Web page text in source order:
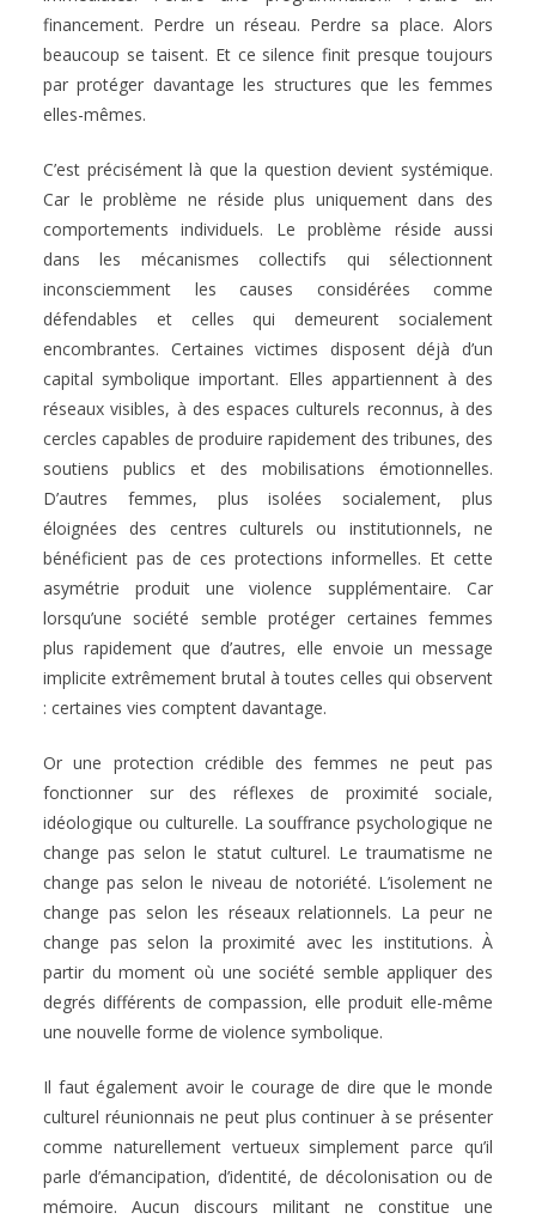
financement. Perdre un réseau. Perdre sa place. Alors
beaucoup se taisent. Et ce silence finit presque toujours
par protéger davantage les structures que les femmes
elles-mêmes.
C’est précisément là que la question devient systémique.
Car le problème ne réside plus uniquement dans des
comportements individuels. Le problème réside aussi
dans les mécanismes collectifs qui sélectionnent
inconsciemment les causes considérées comme
défendables et celles qui demeurent socialement
encombrantes. Certaines victimes disposent déjà d’un
capital symbolique important. Elles appartiennent à des
réseaux visibles, à des espaces culturels reconnus, à des
cercles capables de produire rapidement des tribunes, des
soutiens publics et des mobilisations émotionnelles.
D’autres femmes, plus isolées socialement, plus
éloignées des centres culturels ou institutionnels, ne
bénéficient pas de ces protections informelles. Et cette
asymétrie produit une violence supplémentaire. Car
lorsqu’une société semble protéger certaines femmes
plus rapidement que d’autres, elle envoie un message
implicite extrêmement brutal à toutes celles qui observent
: certaines vies comptent davantage.
Or une protection crédible des femmes ne peut pas
fonctionner sur des réflexes de proximité sociale,
idéologique ou culturelle. La souffrance psychologique ne
change pas selon le statut culturel. Le traumatisme ne
change pas selon le niveau de notoriété. L’isolement ne
change pas selon les réseaux relationnels. La peur ne
change pas selon la proximité avec les institutions. À
partir du moment où une société semble appliquer des
degrés différents de compassion, elle produit elle-même
une nouvelle forme de violence symbolique.
Il faut également avoir le courage de dire que le monde
culturel réunionnais ne peut plus continuer à se présenter
comme naturellement vertueux simplement parce qu’il
parle d’émancipation, d’identité, de décolonisation ou de
mémoire. Aucun discours militant ne constitue une